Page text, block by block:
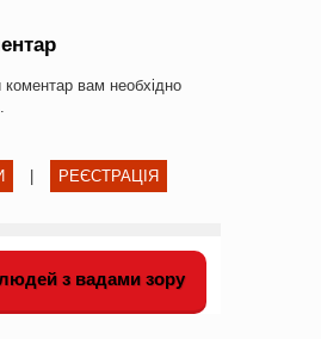
вам необхідно
| РЕЄСТРАЦІЯ
з вадами зору